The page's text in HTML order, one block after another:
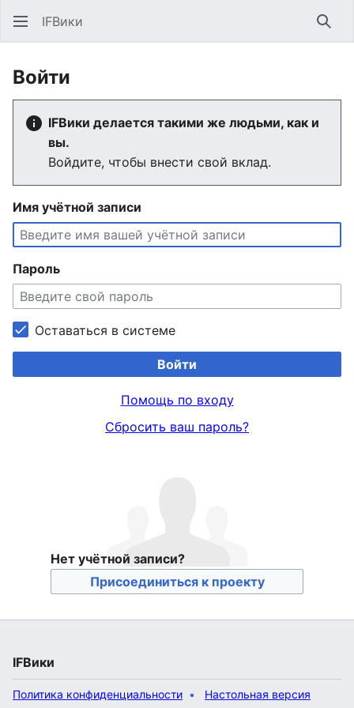
IFВики
Войти
IFВики делается такими же людьми, как и
вы.
Войдите, чтобы внести свой вклад.
Имя учётной записи
Пароль
Оставаться в системе
Войти
Помощь по входу
Сбросить ваш пароль?
Нет учётной записи?
Присоединиться к проекту
IFВики
Политика конфиденциальности Настольная версия